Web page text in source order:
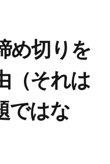
め切りを
（それは
ではな